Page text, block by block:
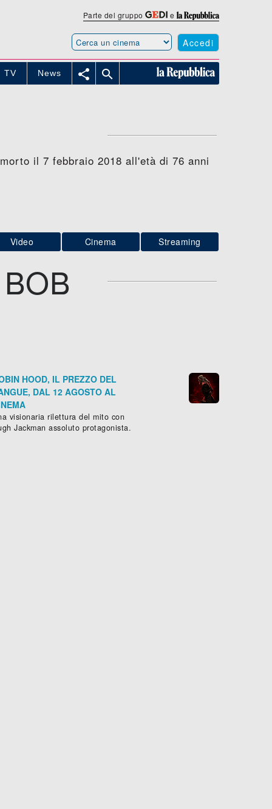
Parte del gruppo e
Accedi
TV News  
il 7 febbraio 2018 all'età di 76 anni
Video Cinema Streaming
HOOD, IL PREZZO DEL
DAL 12 AGOSTO AL
visionaria rilettura del mito con
Jackman assoluto protagonista.